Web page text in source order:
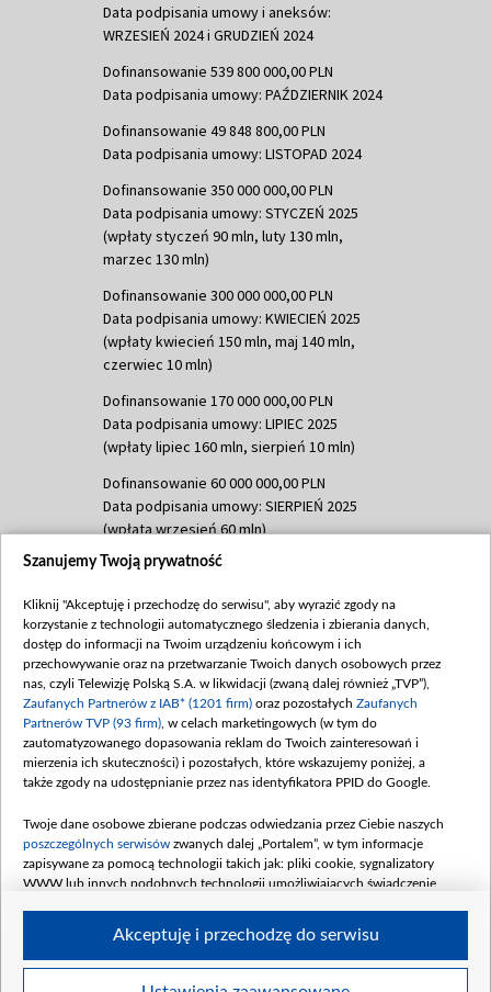
Data podpisania umowy i aneksów:
WRZESIEŃ 2024 i GRUDZIEŃ 2024
Dofinansowanie 539 800 000,00 PLN
Data podpisania umowy: PAŹDZIERNIK 2024
Dofinansowanie 49 848 800,00 PLN
Data podpisania umowy: LISTOPAD 2024
Dofinansowanie 350 000 000,00 PLN
Data podpisania umowy: STYCZEŃ 2025
(wpłaty styczeń 90 mln, luty 130 mln,
marzec 130 mln)
Dofinansowanie 300 000 000,00 PLN
Data podpisania umowy: KWIECIEŃ 2025
(wpłaty kwiecień 150 mln, maj 140 mln,
czerwiec 10 mln)
Dofinansowanie 170 000 000,00 PLN
Data podpisania umowy: LIPIEC 2025
(wpłaty lipiec 160 mln, sierpień 10 mln)
Dofinansowanie 60 000 000,00 PLN
Data podpisania umowy: SIERPIEŃ 2025
(wpłata wrzesień 60 mln)
Dofinansowanie 635 783 051,21 PLN
(wpłata wrzesień 100 mln, październik 350
mln, listopad 265 mln)
Dofinansowanie 48 862 000,00 PLN
Data podpisania umowy: GRUDZIEŃ 2025
(wpłata grudzień 60,548 mln)
Dofinansowanie 900 000 000,00 PLN
Data podpisania umowy: LUTY 2026 (wpłata
kwiecień 180 mln, 7 maja 180 mln, 8
czerwca 90 mln)
Dofinansowanie 250 000 000,00 PLN
4 sierpnia 250 mln
Szanujemy Twoją prywatność
Kliknij "Akceptuję i przechodzę do serwisu", aby wyrazić zgody na
korzystanie z technologii automatycznego śledzenia i zbierania danych,
dostęp do informacji na Twoim urządzeniu końcowym i ich
przechowywanie oraz na przetwarzanie Twoich danych osobowych przez
nas, czyli Telewizję Polską S.A. w likwidacji (zwaną dalej również „TVP”),
Zaufanych Partnerów z IAB* (1201 firm) oraz pozostałych Zaufanych
Partnerów TVP (93 firm) , w celach marketingowych (w tym do
zautomatyzowanego dopasowania reklam do Twoich zainteresowań i
mierzenia ich skuteczności) i pozostałych, które wskazujemy poniżej, a
także zgody na udostępnianie przez nas identyfikatora PPID do Google.
Twoje dane osobowe zbierane podczas odwiedzania przez Ciebie naszych
poszczególnych serwisów zwanych dalej „Portalem”, w tym informacje
zapisywane za pomocą technologii takich jak: pliki cookie, sygnalizatory
WWW lub innych podobnych technologii umożliwiających świadczenie
Twoje dane osobowe zbierane podczas odwiedzania przez Ciebie
Akceptuję i przechodzę do serwisu